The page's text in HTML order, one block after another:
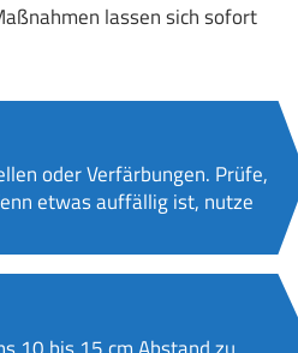
lassen sich sofort
oder Verfärbungen. Prüfe,
etwas auffällig ist, nutze